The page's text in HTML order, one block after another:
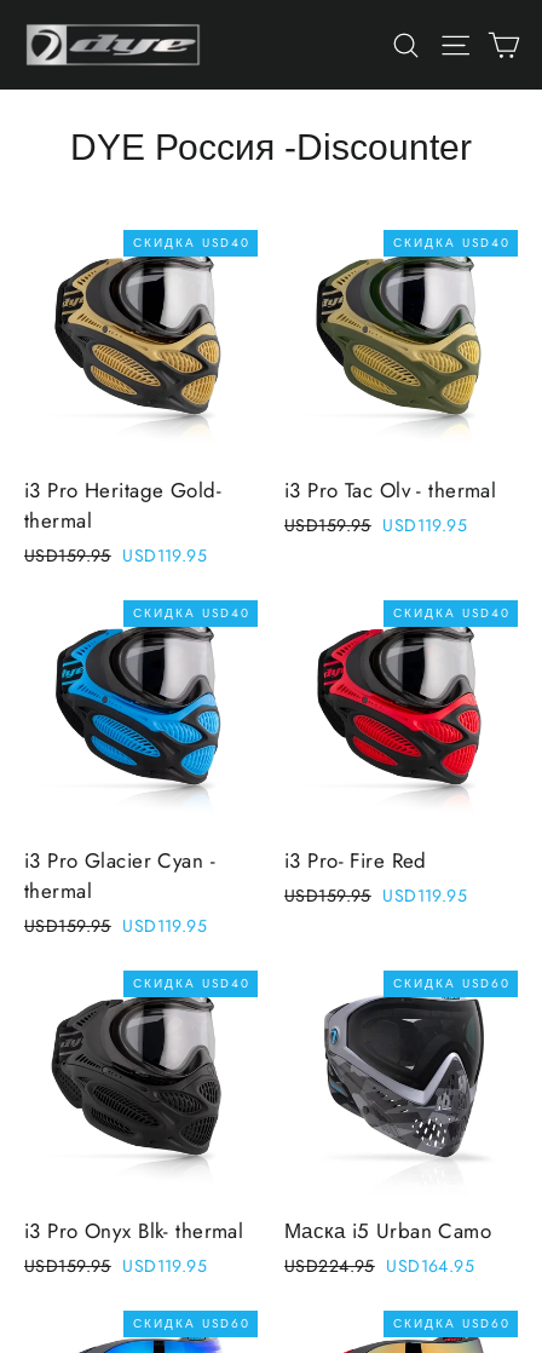
Искать
DYE Россия -Discounter
СКИДКА USD40
i3 Pro Heritage Gold-
thermal
Regular
USD159.95 Sale
USD119.95
СКИДКА USD40
i3 Pro Tac Olv - thermal
Regular
USD159.95 Sale
USD119.95
СКИДКА USD40
i3 Pro Glacier Cyan -
thermal
Regular
USD159.95 Sale
USD119.95
СКИДКА USD40
i3 Pro- Fire Red
Regular
USD159.95 Sale
USD119.95
СКИДКА USD40
i3 Pro Onyx Blk- thermal
Regular
USD159.95 Sale
USD119.95
СКИДКА USD60
Маска i5 Urban Camo
Regular
USD224.95 Sale
USD164.95
СКИДКА USD60 СКИДКА USD60